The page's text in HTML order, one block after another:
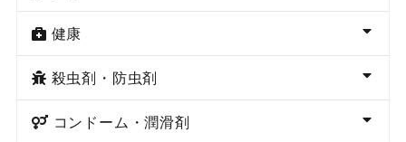
健康
殺虫剤・防虫剤
コンドーム・潤滑剤